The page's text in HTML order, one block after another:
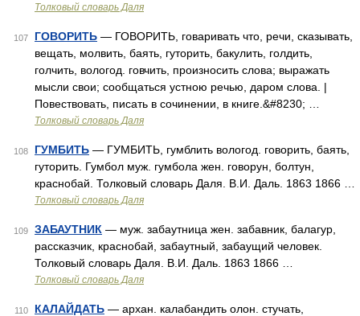
Толковый словарь Даля
107 ГОВОРИТЬ — ГОВОРИТЬ, говаривать что, речи, сказывать,
вещать, молвить, баять, гуторить, бакулить, голдить,
голчить, вологод. говчить, произносить слова; выражать
мысли свои; сообщаться устною речью, даром слова. |
Повествовать, писать в сочинении, в книге.&#8230; …
Толковый словарь Даля
108 ГУМБИТЬ — ГУМБИТЬ, гумблить вологод. говорить, баять,
гуторить. Гумбол муж. гумбола жен. говорун, болтун,
краснобай. Толковый словарь Даля. В.И. Даль. 1863 1866 …
Толковый словарь Даля
109 ЗАБАУТНИК — муж. забаутница жен. забавник, балагур,
рассказчик, краснобай, забаутный, забаущий человек.
Толковый словарь Даля. В.И. Даль. 1863 1866 …
Толковый словарь Даля
110 КАЛАЙДАТЬ — архан. калабандить олон. стучать,